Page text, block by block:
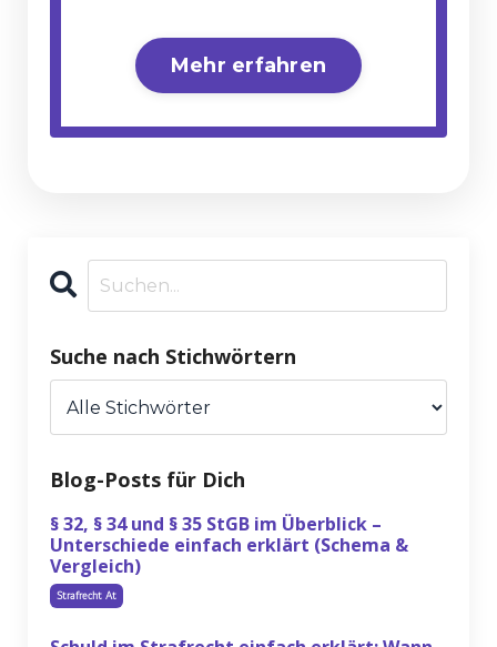
Mehr erfahren
Suche nach Stichwörtern
Blog-Posts für Dich
§ 32, § 34 und § 35 StGB im Überblick –
Unterschiede einfach erklärt (Schema &
Vergleich)
Strafrecht At